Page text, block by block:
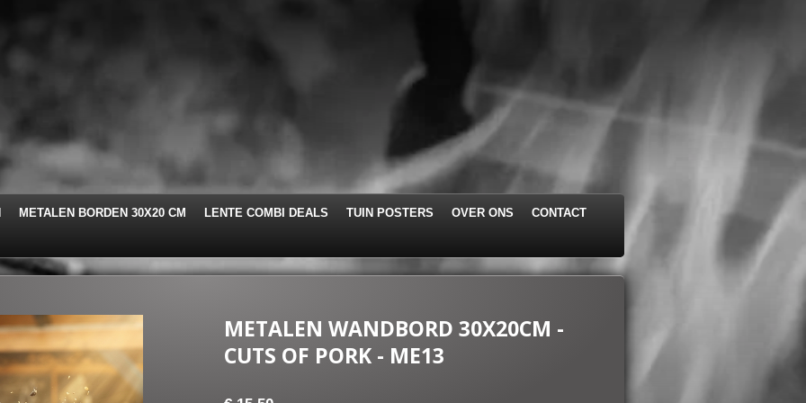
METALEN BORDEN 30X20 CM LENTE COMBI DEALS TUIN POSTERS OVER ONS CONTACT
METALEN WANDBORD 30X20CM -
CUTS OF PORK - ME13